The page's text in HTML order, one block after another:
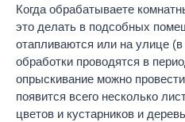
Когда обрабатываете
это делать в подсобных
отапливаются или на улице
обработки проводятся в
опрыскивание можно
появится всего несколько
цветов и кустарников и